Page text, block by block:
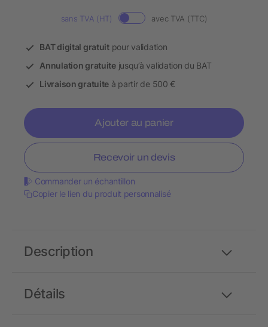
sans TVA (HT) avec TVA (TTC)
BAT digital gratuitpour validation
Annulation gratuitejusqu’à validation du BAT
Livraison gratuite à partir de 500 €
Ajouter au panier
Recevoir un devis
Commander un échantillon
Copier le lien du produit personnalisé
Détails
Description